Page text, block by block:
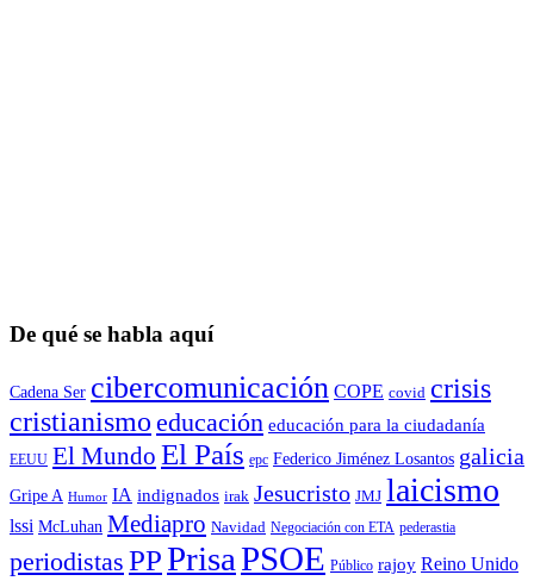
De qué se habla aquí
Cadena Ser cibercomunicación COPE covid crisis
cristianismo educación educación para la ciudadaní­a
EEUU El Mundo El País epc Federico Jiménez Losantos galicia
Gripe A Humor IA indignados irak Jesucristo JMJ laicismo
lssi McLuhan Mediapro Navidad Negociación con ETA pederastia
periodistas PPPrisaPSOE Público rajoy Reino Unido